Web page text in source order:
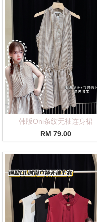
韩版Oni条纹无袖连身裙
RM 79.00